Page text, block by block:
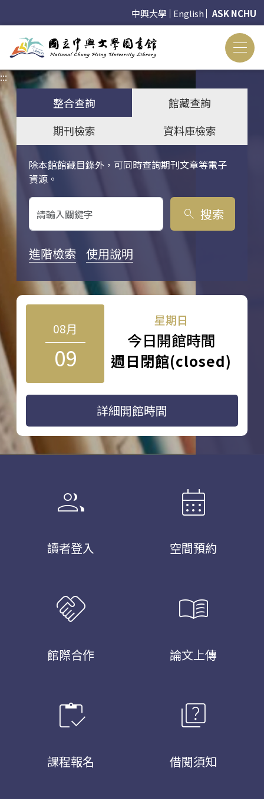
中興大學 English ASK NCHU
:::
整合查詢
館藏查詢
期刊檢索
資料庫檢索
除本館館藏目錄外，可同時查詢期刊文章等電子
資源。
關鍵字搜尋
search 搜索
進階檢索 使用說明
08月
09
星期日
今日開館時間
週日閉館(closed)
詳細開館時間
group
讀者登入
calendar_month
空間預約
handshake
館際合作
menu_book
論文上傳
inventory
課程報名
quiz
借閱須知